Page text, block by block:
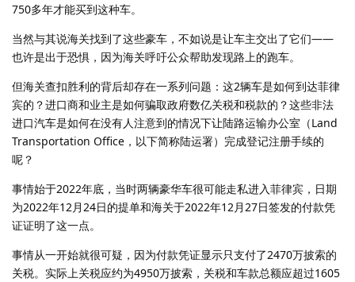
750多年才能买到这种车。
当然与其说海关找到了这些豪车，不如说是让车主交出了它们——
也许是出于恐惧，因为海关呼吁公众帮助发现路上的跑车。
但海关查扣胜利的背后却存在一系列问题：这2辆车是如何到达菲律
宾的？进口商和业主是如何骗取政府数亿关税和税款的？这些非法
进口汽车是如何在没有人注意到的情况下让陆路运输办公室（Land
Transportation Office，以下简称陆运署）完成登记注册手续的
呢？
事情始于2022年底，当时两辆豪华车很可能走私进入菲律宾，日期
为2022年12月24日的提单和海关于2022年12月27日签发的付款凭
证证明了这一点。
事情从一开始就很可疑，因为付款凭证显示只支付了2470万披索的
关税。实际上关税应约为4950万披索，关税和车款总额应超过1605